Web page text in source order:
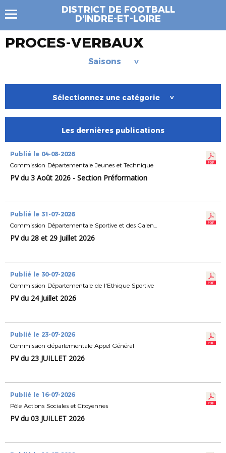
DISTRICT DE FOOTBALL
D'INDRE-ET-LOIRE
PROCES-VERBAUX
Saisons >
Sélectionnez une catégorie >
Les dernières publications
Publié le 04-08-2026
Commission Départementale Jeunes et Technique
PV du 3 Août 2026 - Section Préformation
Publié le 31-07-2026
Commission Départementale Sportive et des Calendriers
PV du 28 et 29 Juillet 2026
Publié le 30-07-2026
Commission Départementale de l'Ethique Sportive
PV du 24 Juillet 2026
Publié le 23-07-2026
Commission départementale Appel Général
PV du 23 JUILLET 2026
Publié le 16-07-2026
Pôle Actions Sociales et Citoyennes
PV du 03 JUILLET 2026